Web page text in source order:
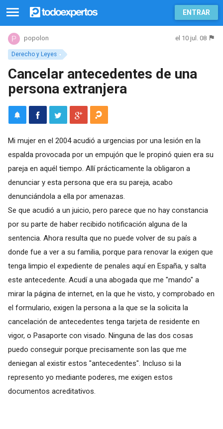
ENTRAR
Derecho y Leyes
popolon el 10 jul. 08
Cancelar antecedentes de una
persona extranjera
Mi mujer en el 2004 acudió a urgencias por una lesión en la
espalda provocada por un empujón que le propinó quien era su
pareja en aquél tiempo. Allí prácticamente la obligaron a
denunciar y esta persona que era su pareja, acabo
denunciándola a ella por amenazas.
Se que acudió a un juicio, pero parece que no hay constancia
por su parte de haber recibido notificación alguna de la
sentencia. Ahora resulta que no puede volver de su país a
donde fue a ver a su familia, porque para renovar la exigen que
tenga limpio el expediente de penales aquí en España, y salta
este antecedente. Acudí a una abogada que me "mando" a
mirar la página de internet, en la que he visto, y comprobado en
el formulario, exigen la persona a la que se la solicita la
cancelación de antecedentes tenga tarjeta de residente en
vigor, o Pasaporte con visado. Ninguna de las dos cosas
puedo conseguir porque precisamente son las que me
deniegan al existir estos "antecedentes". Incluso si la
represento yo mediante poderes, me exigen estos
documentos acreditativos.